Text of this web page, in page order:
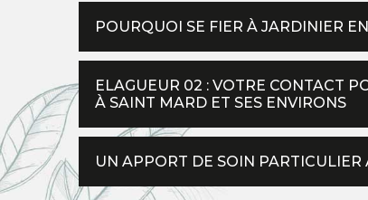
POURQUOI SE FIER À JARDINIER
ELAGUEUR 02 : VOTRE CONTACT
À SAINT MARD ET SES ENVIRONS
UN APPORT DE SOIN PARTICULIER